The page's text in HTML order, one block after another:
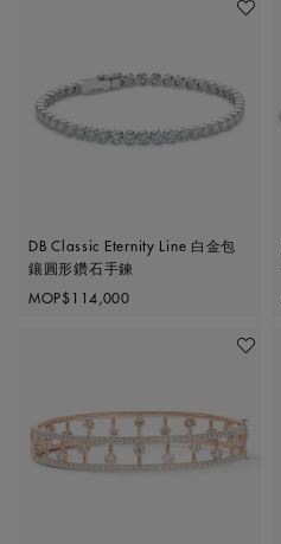
收藏作
DB Classic Eternity Line 白金包
鑲圓形鑽石手鍊
Original price
MOP$114,000
收藏作